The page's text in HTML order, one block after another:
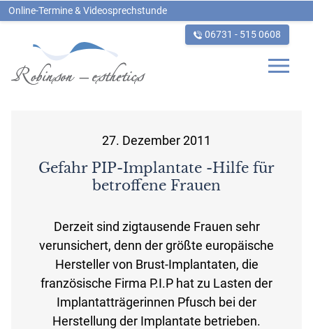
Online-Termine & Videosprechstunde
06731 - 515 0608
27. Dezember 2011
Gefahr PIP-Implantate -Hilfe für
betroffene Frauen
Derzeit sind zigtausende Frauen sehr
verunsichert, denn der größte europäische
Hersteller von Brust-Implantaten, die
französische Firma P.I.P hat zu Lasten der
Implantatträgerinnen Pfusch bei der
Herstellung der Implantate betrieben.